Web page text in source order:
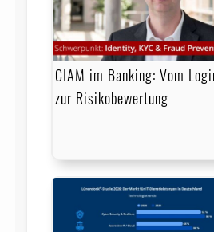
CIAM im Banking: Vom
zur Risikobewertung